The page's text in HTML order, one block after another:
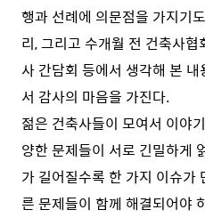
행과 선례에 의문점을 가지기
리, 그리고 수개월 전 건축사
사 간담회 등에서 생각해 본
서 감사의 마음을 가진다.
젊은 건축사들이 모여서 이야
양한 문제들이 서로 긴밀하게
가 길어질수록 한 가지 이슈가
른 문제들이 함께 해결되어야